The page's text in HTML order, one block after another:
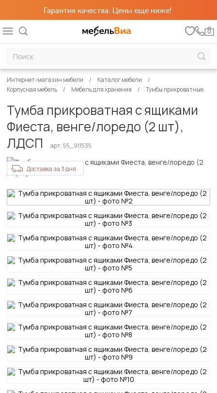
Гарантия качества. Цены еще ниже!
0
Интернет-магазин мебели
Каталог мебели
Корпусная мебель
Мебель для хранения Тумбы прикроватные
Тумба прикроватная с ящиками
Фиеста, венге/лоредо (2 шт),
ЛДСП
арт. 55_911535
Доставка за 3 дня